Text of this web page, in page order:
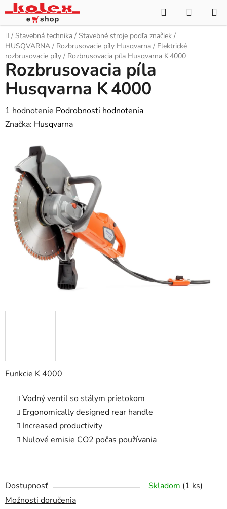
Prejsť
na
obsah
Hľadať
KOŠÍK
Domov
/ Stavebná technika / Stavebné stroje podľa značiek /
HUSQVARNA / Rozbrusovacie píly Husqvarna / Elektrické
rozbrusovacie píly / Rozbrusovacia píla Husqvarna K 4000
Funkcie K 4000
Vodný ventil so stálym prietokom
Ergonomically designed rear handle
Increased productivity
Nulové emisie CO2 počas používania
Dostupnosť Skladom (1 ks)
Možnosti doručenia
Rozbrusovacia píla
Husqvarna K 4000
Priemerné
hodnotenie
5,0
hviezdičiek.
1 hodnotenie Podrobnosti hodnotenia
Značka: Husqvarna